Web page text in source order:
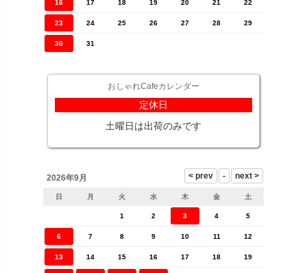
16 17 18 19 20 21 22
23 24 25 26 27 28 29
30 31
おしゃれCafeカレンダー
定休日
土曜日は出荷のみです
2026年9月
日 月 火 水 木 金 土
1 2 3 4 5
6 7 8 9 10 11 12
13 14 15 16 17 18 19